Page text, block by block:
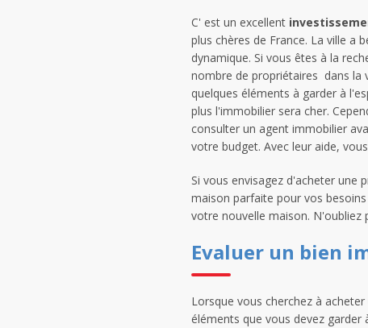
C' est un excellent
plus chères de France. La ville a
dynamique. Si vous êtes à la
nombre de propriétaires dans la
quelques éléments à garder à
plus l'immobilier sera cher.
consulter un agent immobilier
votre budget. Avec leur aide,
Si vous envisagez d'acheter une
maison parfaite pour vos
votre nouvelle maison.
Evaluer un bien
Lorsque vous cherchez à
éléments que vous devez